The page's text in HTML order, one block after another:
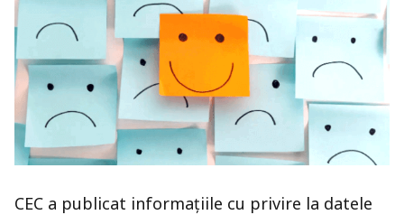
CEC a publicat informațiile cu privire la datele